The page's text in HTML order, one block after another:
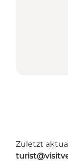
Zuletzt